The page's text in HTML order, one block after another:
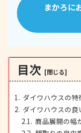
まかろに
目次
ダイワハウスの特
ダイワハウスの良
商品展開の幅